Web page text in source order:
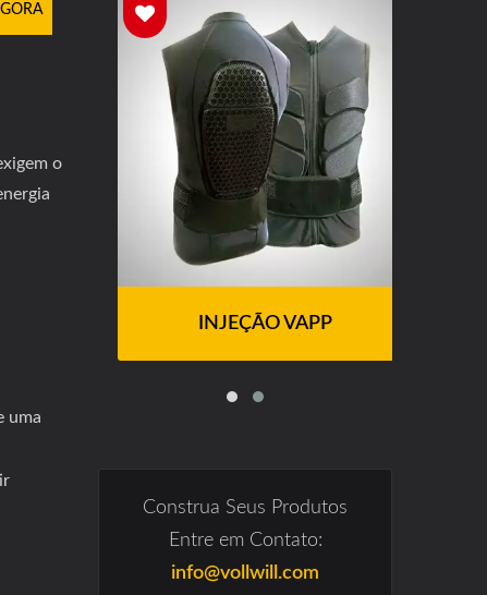
o
uma
INJEÇÃO VAPP
Construa Seus Produtos
Entre em Contato:
info@vollwill.com